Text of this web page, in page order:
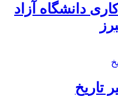
دانشگاه آزاد
تاریخ